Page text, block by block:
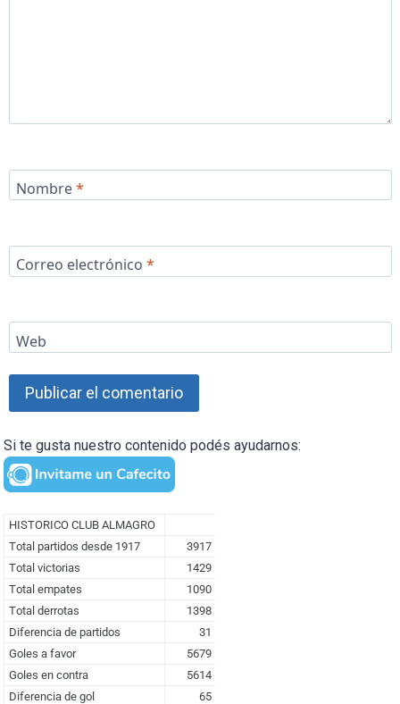
Nombre*
Correo electrónico *
Web
Si te gusta nuestro contenido podés ayudarnos: